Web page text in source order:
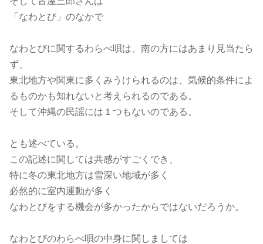
「なわとび」のなかで
なわとびに関するわらべ唄は、南の方にはあまり見当たら
ず、
東北地方や関東に多くみうけられるのは、気候的条件によ
るものかも知れないと考えられるのである。
そして沖縄の民謡には１つもないのである。
とも述べている。
この記述に関しては共感がすごくでき、
特に冬の東北地方は雪深い地域が多く
必然的に室内運動が多く
なわとびをする機会が多かったからではないだろうか。
なわとびのわらべ唄の中身に関しましては